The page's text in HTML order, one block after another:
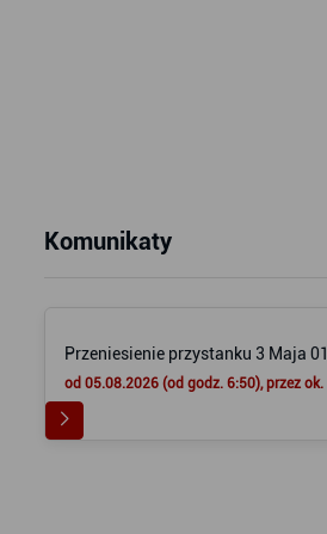
Komunikaty
Przeniesienie przystanku 3 Maja
od 05.08.2026 (od godz. 6:50), przez ok.